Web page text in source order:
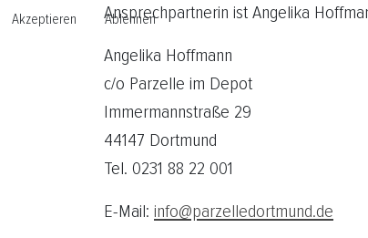
Ansprechpartnerin ist Angelika
Angelika Hoffmann
c/o Parzelle im Depot
Immermannstraße 29
44147 Dortmund
Tel. 0231 88 22 001
E-Mail: info@parzelledortmund.de
Akzeptieren Ablehnen